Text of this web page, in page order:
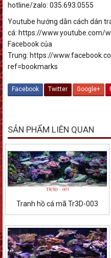
hotline/zalo: 035.693.0555
Youtube hướng dẫn cách dán
cá: https://www.youtube.com/
Facebook của
Trung: https://
ref=bookmarks
Facebook Twitter Google+
SẢN PHẨM LIÊN QUAN
Tranh hồ cá mã Tr3D-003